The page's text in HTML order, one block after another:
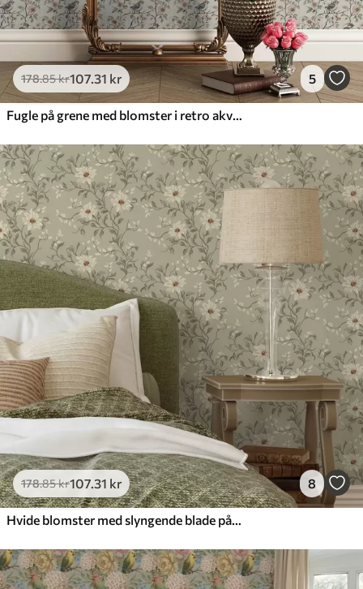
178.85kr107.31 kr 5
Fugle på grene med blomster i retro akvarel-stil
178.85kr107.31 kr 8
Hvide blomster med slyngende blade på lys baggrund